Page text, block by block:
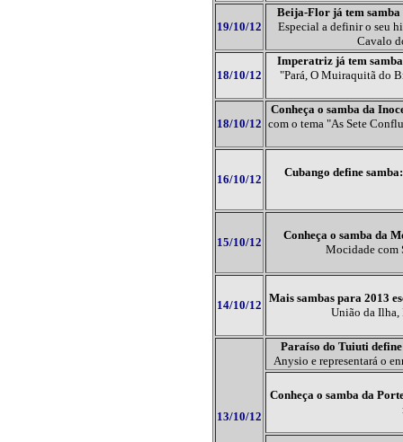
19/10/12
Beija-Flor já tem
Especial a definir o seu
Cavalo
18/10/12
Imperatriz já tem
"Pará, O Muiraquitã do
18/10/12
Conheça o samba da
com o tema "As Sete
16/10/12
Cubango define
15/10/12
Conheça o samba da
Mocidade com
14/10/12
Mais sambas para 2013
União da Ilha,
13/10/12
Paraíso do Tuiuti
Anysio e representará o
Conheça o samba da